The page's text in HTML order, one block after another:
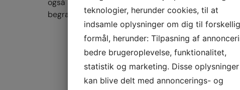
også stilles i erhverslivet og privat. Jeg er ærlig og
begrænsninger. Jeg arbejder på klinikken på
teknologier, herunder cookies, til at
indsamle oplysninger om dig til
formål, herunder: Tilpasning af
bedre brugeroplevelse, funktionalitet,
statistik og marketing. Disse oplysninger
kan blive delt med annoncerings- og